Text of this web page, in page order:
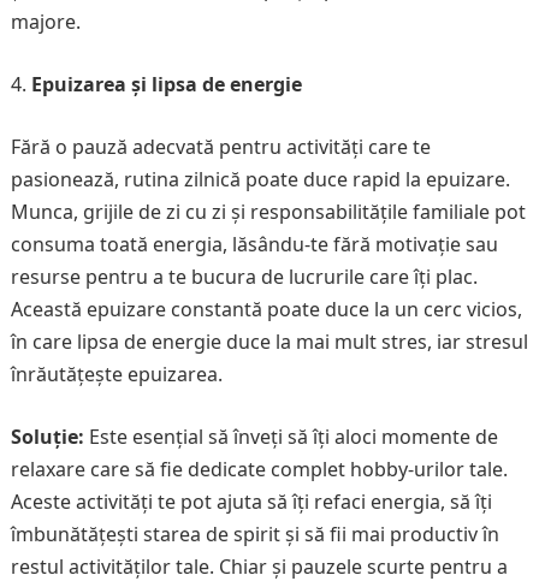
majore.
Epuizarea și lipsa de energie
Fără o pauză adecvată pentru activități care te
pasionează, rutina zilnică poate duce rapid la epuizare.
Munca, grijile de zi cu zi și responsabilitățile familiale pot
consuma toată energia, lăsându-te fără motivație sau
resurse pentru a te bucura de lucrurile care îți plac.
Această epuizare constantă poate duce la un cerc vicios,
în care lipsa de energie duce la mai mult stres, iar stresul
înrăutățește epuizarea.
Soluție: Este esențial să înveți să îți aloci momente de
relaxare care să fie dedicate complet hobby-urilor tale.
Aceste activități te pot ajuta să îți refaci energia, să îți
îmbunătățești starea de spirit și să fii mai productiv în
restul activităților tale. Chiar și pauzele scurte pentru a